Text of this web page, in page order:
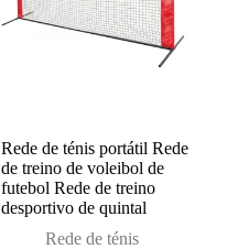
Rede de ténis portátil Rede
de treino de voleibol de
futebol Rede de treino
desportivo de quintal
Rede de ténis